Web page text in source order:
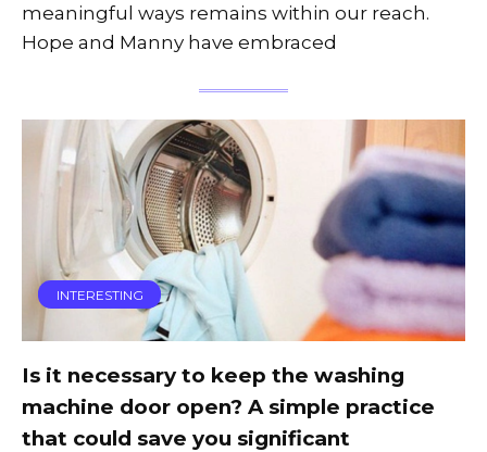
meaningful ways remains within our reach.
Hope and Manny have embraced
INTERESTING
Is it necessary to keep the washing
machine door open? A simple practice
that could save you significant